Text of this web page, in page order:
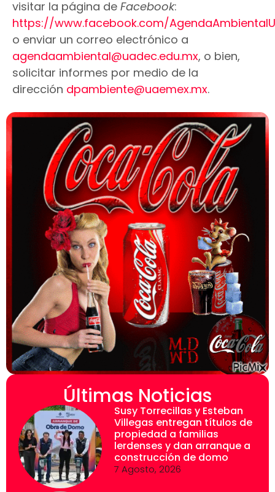
visitar la página de Facebook:
https://www.facebook.com/
o enviar un correo electrónico a
agendaambiental@uadec.edu.mx, o bien,
solicitar informes por medio de la
dirección dpambiente@uaemex.mx.
Últimas Noticias
Susy Torrecillas y Esteban
Villegas entregan títulos de
propiedad a familias
lerdenses y dan arranque a
construcción de domo
7 Agosto, 2026